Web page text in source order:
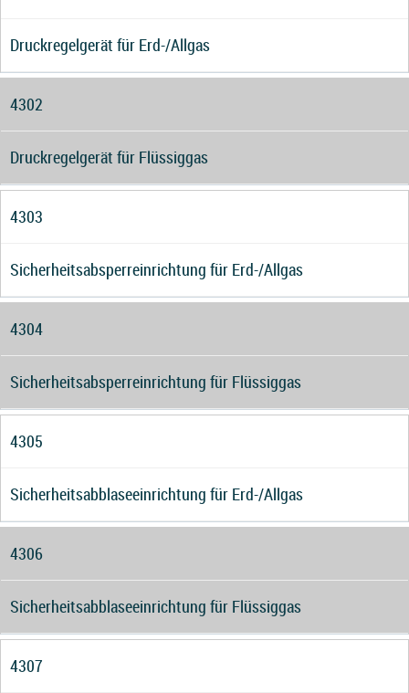
Druckregelgerät für Erd-/Allgas
4302
Druckregelgerät für Flüssiggas
4303
Sicherheitsabsperreinrichtung für Erd-/Allgas
4304
Sicherheitsabsperreinrichtung für Flüssiggas
4305
Sicherheitsabblaseeinrichtung für Erd-/Allgas
4306
Sicherheitsabblaseeinrichtung für Flüssiggas
4307